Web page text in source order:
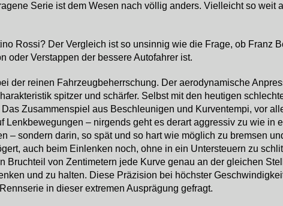
Serie ist dem Wesen nach völlig anders. Vielleicht so weit
Rossi? Der Vergleich ist so unsinnig wie die Frage, ob Franz
oder Verstappen der bessere Autofahrer ist.
der reinen Fahrzeugbeherrschung. Der aerodynamische
spitzer und schärfer. Selbst mit den heutigen
Zusammenspiel aus Beschleunigen und Kurventempi, vor
– nirgends geht es derart aggressiv zu wie in
– sondern darin, so spät und so hart wie möglich zu bremsen
auch beim Einlenken noch, ohne in ein Untersteuern zu
Bruchteil von Zentimetern jede Kurve genau an der gleichen
und zu halten. Diese Präzision bei höchster
in dieser extremen Ausprägung gefragt.